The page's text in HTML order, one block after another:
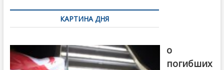
по
записямКАРТИНА ДНЯ
о
погибших